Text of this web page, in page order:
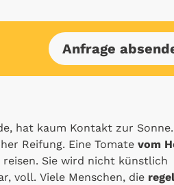
Anfrage
hat kaum Kontakt zur
Reifung. Eine Tomate vom
Sie wird nicht künstlich
voll. Viele Menschen, die